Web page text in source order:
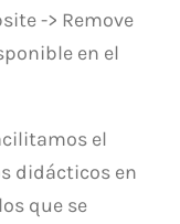
-> Remove
en el
el
didácticos en
que se